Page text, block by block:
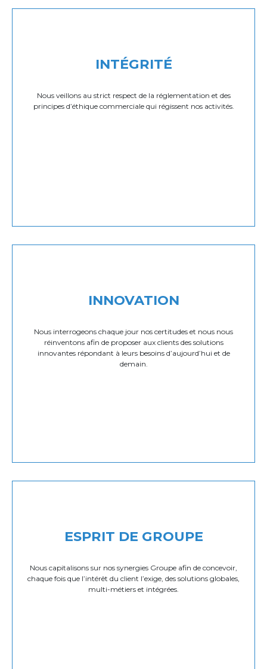
INTÉGRITÉ
Nous veillons au strict respect de la réglementation et des
principes d’éthique commerciale qui régissent nos activités.
INNOVATION
Nous interrogeons chaque jour nos certitudes et nous nous
réinventons afin de proposer aux clients des solutions
innovantes répondant à leurs besoins d’aujourd’hui et de
demain.
ESPRIT DE GROUPE
Nous capitalisons sur nos synergies Groupe afin de concevoir,
chaque fois que l’intérêt du client l’exige, des solutions globales,
multi-métiers et intégrées.